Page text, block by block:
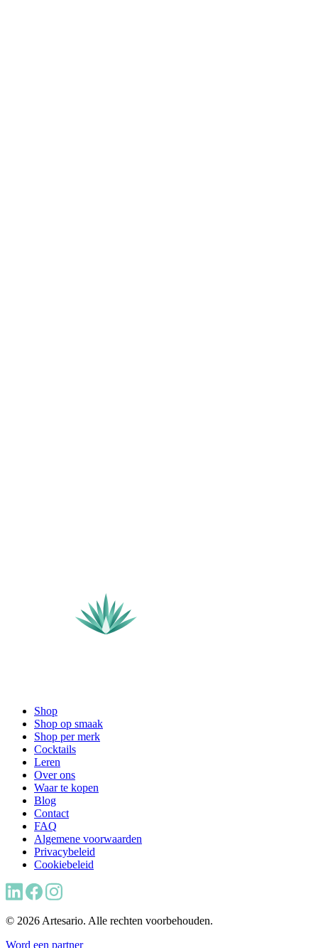
Shop
Shop op smaak
Shop per merk
Cocktails
Leren
Over ons
Waar te kopen
Blog
Contact
FAQ
Algemene voorwaarden
Privacybeleid
Cookiebeleid
© 2026 Artesario. Alle rechten voorbehouden.
Word een partner